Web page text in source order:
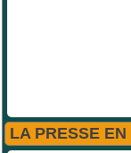
LA PRESSE